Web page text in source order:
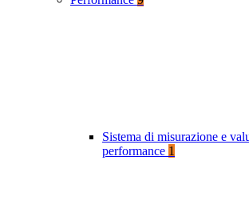
Sistema di misurazione e
performance 1